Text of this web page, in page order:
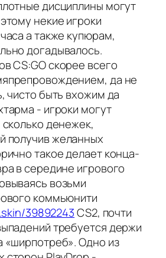
дисциплины могут
некие игроки
а также купюрам,
догадывалось.
CS:GO скорее всего
да не
чисто быть вхожим да
- игроки могут
денежек,
получив желанных
такое делает конца-
в середине игрового
возьми
коммьюнити
39892243CS2, почти
требуется держи
«ширпотреб». Одно из